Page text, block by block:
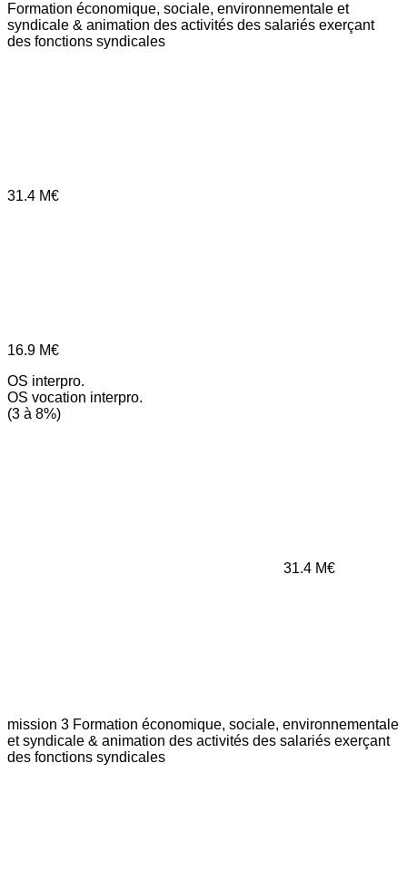
Formation économique, sociale, environnementale et
syndicale & animation des activités des salariés exerçant
des fonctions syndicales
31.4 M€
16.9 M€
OS interpro.
OS vocation interpro.
(3 à 8%)
31.4 M€
mission 3 Formation économique, sociale, environnementale
et syndicale & animation des activités des salariés exerçant
des fonctions syndicales